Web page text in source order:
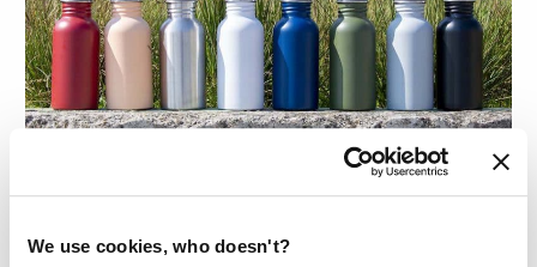
We use cookies, who doesn't?
2020 UITGELEGD